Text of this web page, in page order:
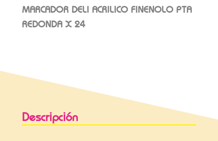
MARCADOR DELI ACRILICO FINENOLO PTA
REDONDA X 24
Descripción